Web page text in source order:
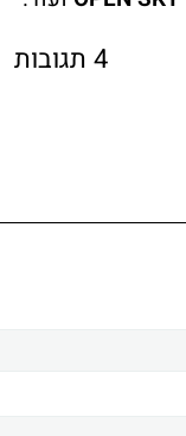
4 תגובות